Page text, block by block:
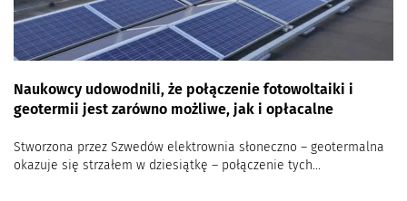
Naukowcy udowodnili, że połączenie fotowoltaiki i
geotermii jest zarówno możliwe, jak i opłacalne
Stworzona przez Szwedów elektrownia słoneczno – geotermalna
okazuje się strzałem w dziesiątkę – połączenie tych...